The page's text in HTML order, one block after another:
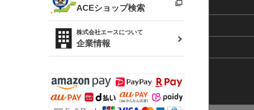
プロボックス
RAV4 キャラバン
ローレル
セフィーロ
雑貨・ステーショナリー
ベビー用品
ACEショップ検索
株式会社エースについて
企業情報